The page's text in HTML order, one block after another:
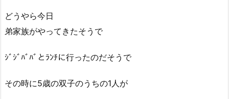
どうやら今日
弟家族がやってきたそうで
ｼﾞｼﾞﾊﾞﾊﾞとﾗﾝﾁに行ったのだそうで
その時に5歳の双子のうちの1人が